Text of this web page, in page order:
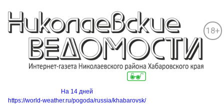
18+
На 14 дней
https://world-weather.ru/pogoda/russia/khabarovsk/